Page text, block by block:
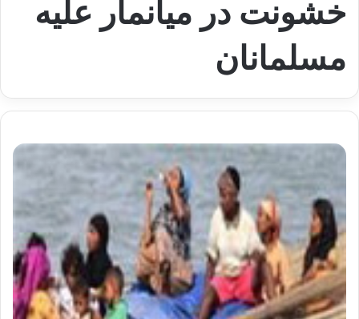
خشونت در میانمار علیه
مسلمانان